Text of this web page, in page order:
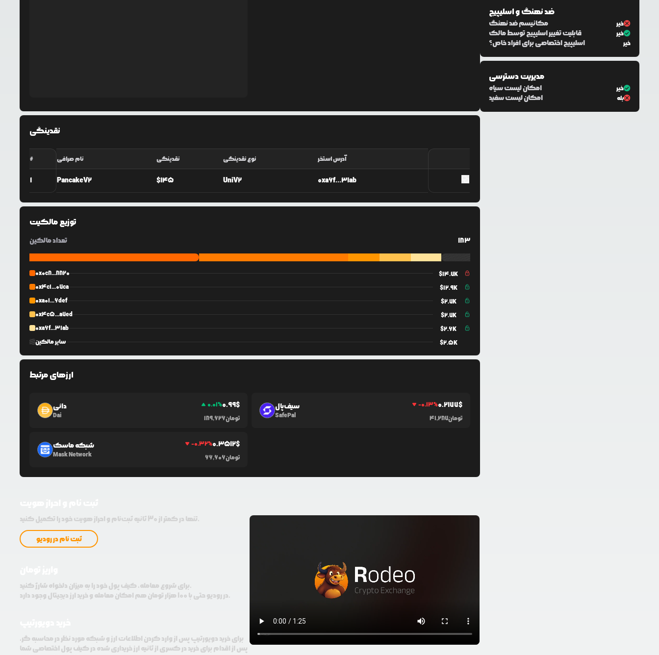
نقدینگی
# نام صرافی نقدینگی نوع نقدینگی آدرس استخر
1 PancakeV2 $145 UniV2 0xa6f...31ab
توزیع مالکیت
تعداد مالکین 183
0x0c8...8820 $14.7K
0x4c1...07ca
$12.9K
0xa01...6def
$2.7K
0x4c5...a7ed
$2.7K
0xa6f...31ab
$2.6K
سایر مالکین
$2.5K
ارزهای مرتبط
دائی
Dai
0.01%0.99$
189,626تومان
سیف‌پال
SafePal
-0.13%0.2177$
41,287تومان
شبکه ماسک
Mask Network
-0.32%0.3512$
66,606تومان
تنها در کمتر از 30 ثانیه ثبت‌نام و احراز هویت خود را تکمیل کنید.
ثبت نام در رودیو
برای شروع معامله، کیف پول خود را به میزان دلخواه شارژ کنید.
در رودیو حتی با 100 هزار تومان هم امکان معامله و خرید ارز دیجیتال وجود دارد.
برای خرید دویورتیپ پس از وارد کردن اطلاعات ارز و شبکه مورد نظر در محاسبه گر،
پس از اقدام برای خرید در کسری از ثانیه ارز خریداری شده در کیف پول اختصاصی شما
ضد نهنگ و اسلیپیج
مکانیسم ضد نهنگ خیر
قابلیت تغییر اسلیپیج توسط مالک خیر
اسلیپیج اختصاصی برای افراد خاص؟ خیر
مدیریت دسترسی
امکان لیست سیاه خیر
امکان لیست سفید بله